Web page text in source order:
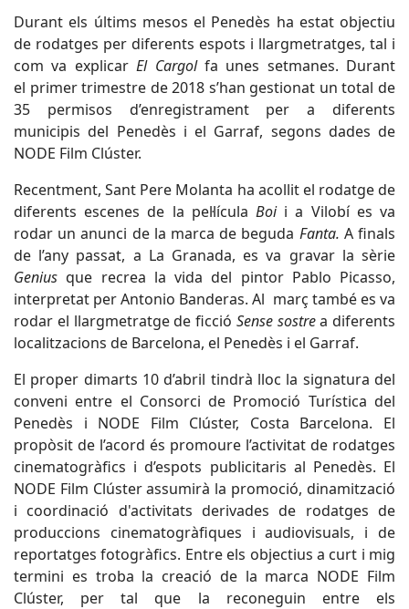
Durant els últims mesos el Penedès ha estat objectiu
de rodatges per diferents espots i llargmetratges, tal i
com va explicarEl Cargol fa unes setmanes. Durant
el primer trimestre de 2018 s’han gestionat un total de
35 permisos d’enregistrament per a diferents
municipis del Penedès i el Garraf, segons dades de
NODE Film Clúster.
Recentment, Sant Pere Molanta ha acollit el rodatge de
diferents escenes de la pel·lícula Boii a Vilobí es va
rodar un anunci de la marca de beguda Fanta. A finals
de l’any passat, a La Granada, es va gravar la sèrie
Genius que recrea la vida del pintor Pablo Picasso,
interpretat per Antonio Banderas. Al març també es va
rodar el llargmetratge de ficció Sense sostrea diferents
localitzacions de Barcelona, el Penedès i el Garraf.
El proper dimarts 10 d’abril tindrà lloc la signatura del
conveni entre el Consorci de Promoció Turística del
Penedès i NODE Film Clúster, Costa Barcelona. El
propòsit de l’acord és promoure l’activitat de rodatges
cinematogràfics i d’espots publicitaris al Penedès. El
NODE Film Clúster assumirà la promoció, dinamització
i coordinació d'activitats derivades de rodatges de
produccions cinematogràfiques i audiovisuals, i de
reportatges fotogràfics. Entre els objectius a curt i mig
termini es troba la creació de la marca NODE Film
Clúster, per tal que la reconeguin entre els